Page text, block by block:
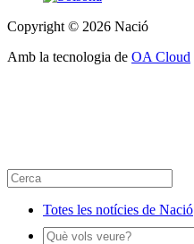
Copyright © 2026 Nació
Amb la tecnologia de OA Cloud
Totes les notícies de Nació